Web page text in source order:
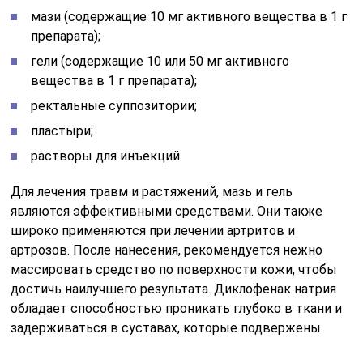
мази (содержащие 10 мг активного вещества в 1 г
препарата);
гели (содержащие 10 или 50 мг активного
вещества в 1 г препарата);
ректальные суппозитории;
пластыри;
растворы для инъекций.
Для лечения травм и растяжений, мазь и гель
являются эффективными средствами. Они также
широко применяются при лечении артритов и
артрозов. После нанесения, рекомендуется нежно
массировать средство по поверхности кожи, чтобы
достичь наилучшего результата. Диклофенак натрия
обладает способностью проникать глубоко в ткани и
задерживаться в суставах, которые подвержены